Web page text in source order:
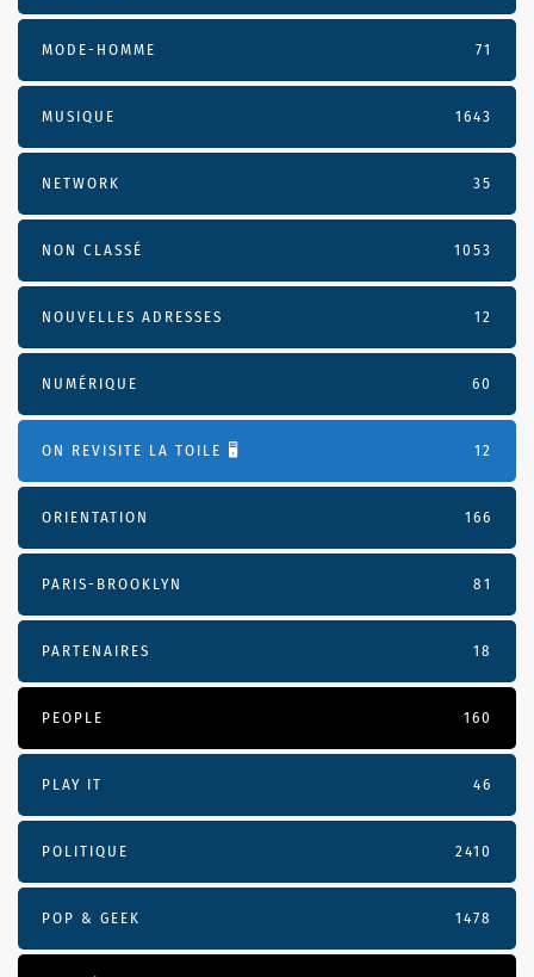
MODE-HOMME 71
MUSIQUE 1643
NETWORK 35
NON CLASSÉ 1053
NOUVELLES ADRESSES 12
NUMÉRIQUE 60
ON REVISITE LA TOILE 🖥️ 12
ORIENTATION 166
PARIS-BROOKLYN 81
PARTENAIRES 18
PEOPLE 160
PLAY IT 46
POLITIQUE 2410
POP & GEEK 1478